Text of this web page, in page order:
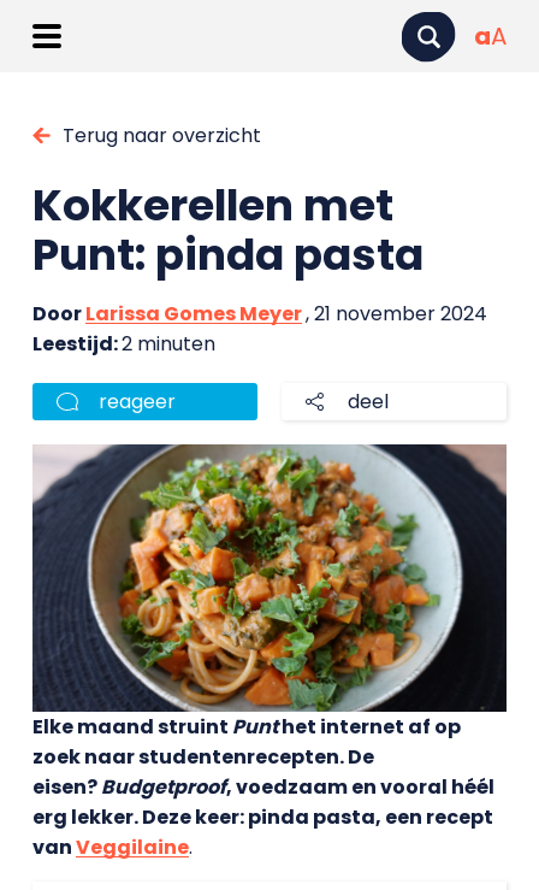
aA
Terug naar overzicht
Kokkerellen met
Punt: pinda pasta
DoorLarissa Gomes Meyer, 21 november 2024
Leestijd:2 minuten
reageer deel
Elke maand struint Punthet internet af op
zoek naar studentenrecepten. De
eisen?Budgetproof, voedzaam en vooral héél
erg lekker. Deze keer: pinda pasta, een recept
vanVeggilaine.